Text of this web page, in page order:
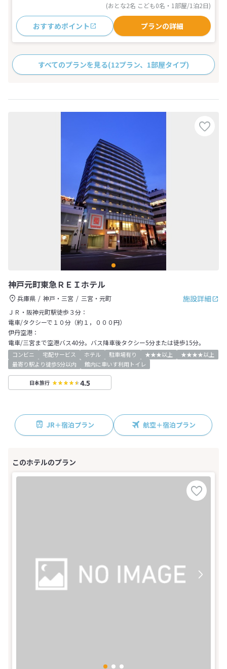
(おとな2名 こども0名・1部屋/1泊2日)
おすすめポイント プランの詳細
すべてのプランを見る(12プラン、1部屋タイプ)
神戸元町東急ＲＥＩホテル
施設詳細
兵庫県 神戸・三宮
三宮・元町
ＪＲ・阪神元町駅徒歩３分：
電車/タクシーで１０分（約１，０００円）
伊丹空港：
電車/三宮まで空港バス40分。バス降車後タクシー5分または徒歩15分。
コンビニ 宅配サービス ホテル 駐車場有り ★★★以上
★★★★以上
最寄り駅より徒歩5分以内
館内に車いす利用トイレ
日本旅行 4.5
JR＋宿泊プラン 航空＋宿泊プラン